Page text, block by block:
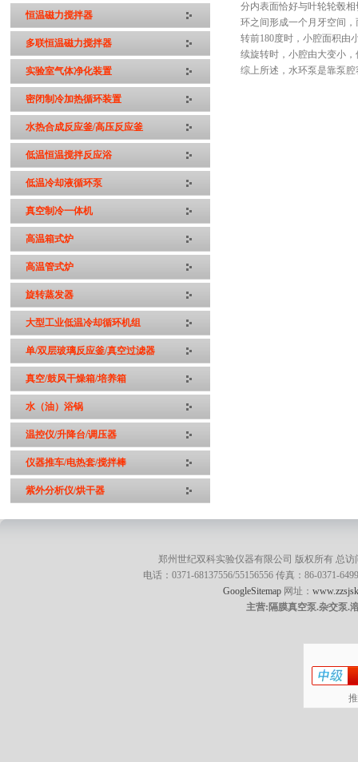
恒温磁力搅拌器
多联恒温磁力搅拌器
实验室气体净化装置
密闭制冷加热循环装置
水热合成反应釜/高压反应釜
低温恒温搅拌反应浴
低温冷却液循环泵
真空制冷一体机
高温箱式炉
高温管式炉
旋转蒸发器
大型工业低温冷却循环机组
单/双层玻璃反应釜/真空过滤器
真空/鼓风干燥箱/培养箱
水（油）浴锅
温控仪/升降台/调压器
仪器推车/电热套/搅拌棒
紫外分析仪/烘干器
分内表面恰好与叶轮轮毂
环之间形成一个月牙空间
转前180度时，小腔面积由
续旋转时，小腔由大变小
综上所述，水环泵是靠泵
郑州世纪双科实验仪器有限公司 版权所有 总访
电话：0371-68137556/55156556 传真：86-0371-
GoogleSitemap 网址：
主营:隔膜真空泵.杂交泵.